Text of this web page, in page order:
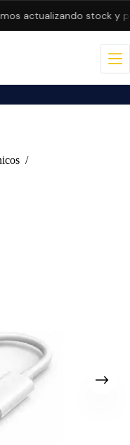
actualizando stock y
/